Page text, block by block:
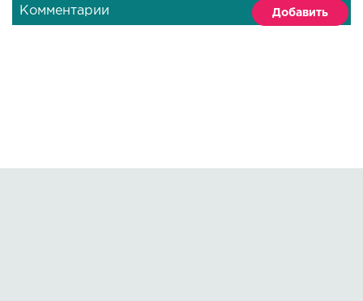
Комментарии Добавить